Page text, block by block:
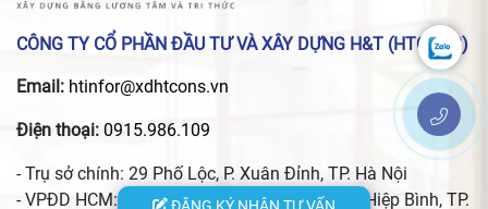
CÔNG TY CỔ PHẦN ĐẦU TƯ VÀ XÂY DỰNG H&T (HTCONS)
Email: htinfor@xdhtcons.vn
Điện thoại: 0915.986.109
- Trụ sở chính: 29 Phố Lộc, P. Xuân Đỉnh, TP. Hà Nội
- VPĐD HCM: 24 đường 13, KĐT Vạn Phúc, P. Hiệp Bình, TP.